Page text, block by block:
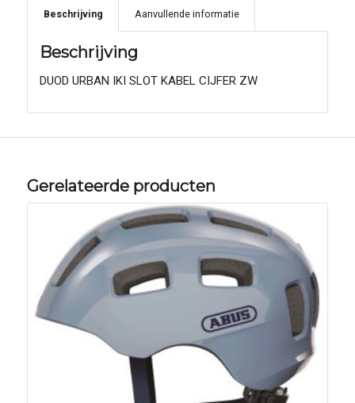
Beschrijving Aanvullende informatie
Beschrijving
DUOD URBAN IKI SLOT KABEL CIJFER ZW
Gerelateerde producten